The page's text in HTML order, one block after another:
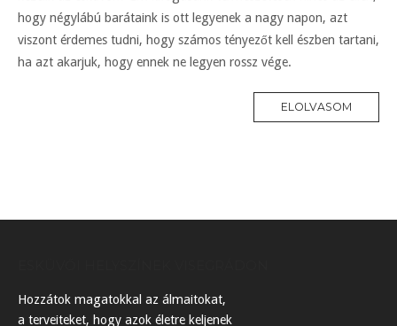
hogy négylábú barátaink is ott legyenek a nagy napon, azt
viszont érdemes tudni, hogy számos tényezőt kell észben tartani,
ha azt akarjuk, hogy ennek ne legyen rossz vége.
ELOLVASOM
Hozzátok magatokkal az álmaitokat,
a terveiteket, hogy azok életre keljenek